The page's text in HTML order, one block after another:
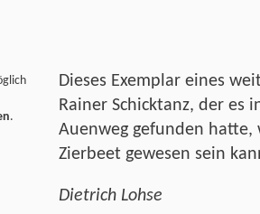
Dieses Exemplar eines
Rainer Schicktanz, der es
Auenweg gefunden
Zierbeet gewesen sein
Dietrich Lohse
.